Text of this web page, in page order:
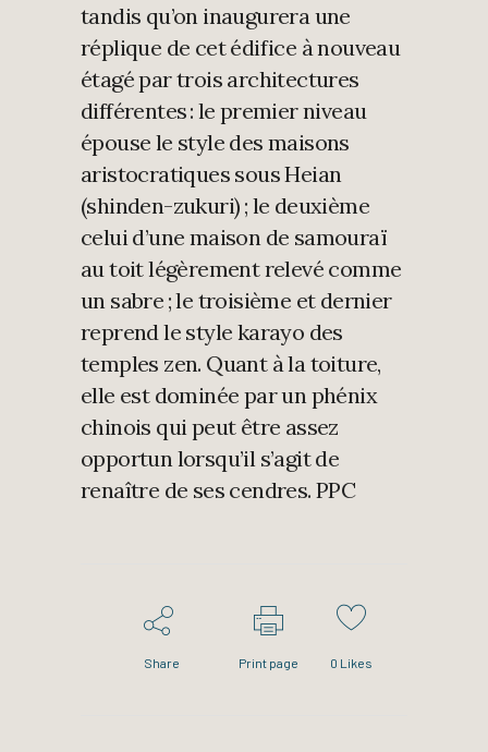
tandis qu’on inaugurera une
réplique de cet édifice à nouveau
étagé par trois architectures
différentes : le premier niveau
épouse le style des maisons
aristocratiques sous Heian
(shinden-zukuri) ; le deuxième
celui d’une maison de samouraï
au toit légèrement relevé comme
un sabre ; le troisième et dernier
reprend le style karayo des
temples zen. Quant à la toiture,
elle est dominée par un phénix
chinois qui peut être assez
opportun lorsqu’il s’agit de
renaître de ses cendres. PPC
Share Print page 0 Likes